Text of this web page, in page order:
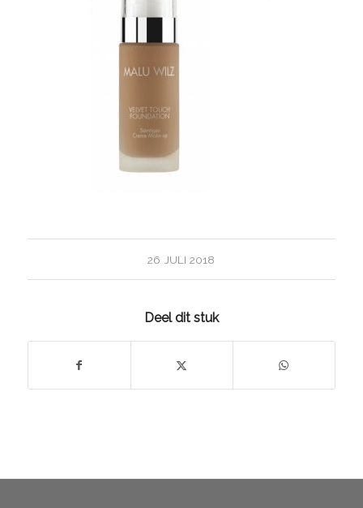
26 JULI 2018
Deel dit stuk